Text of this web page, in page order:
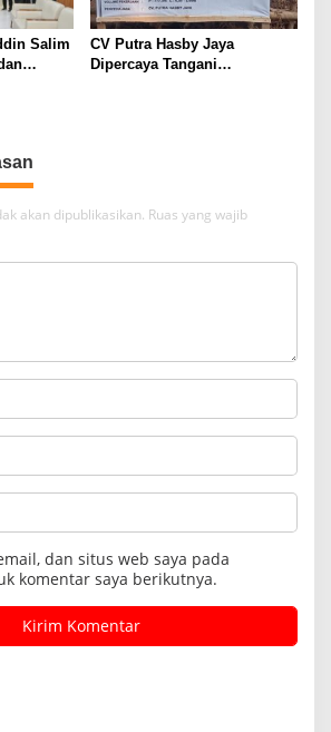
Salim
CV Putra Hasby Jaya
Dipercaya Tangani
akan dipublikasikan. Ruas yang wajib
dan situs web saya pada
komentar saya berikutnya.